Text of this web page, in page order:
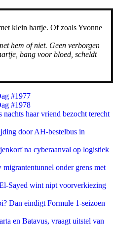
klein hartje. Of zoals Yvonne
hem of niet. Geen verborgen
bang voor bloed, scheldt
#1977
#1978
nachts haar vriend bezocht terecht
door AH-bestelbus in
na cyberaanval op logistiek
onder grens met
Sayed wint nipt voorverkiezing
Dan eindigt Formule 1-seizoen
en Batavus, vraagt uitstel van